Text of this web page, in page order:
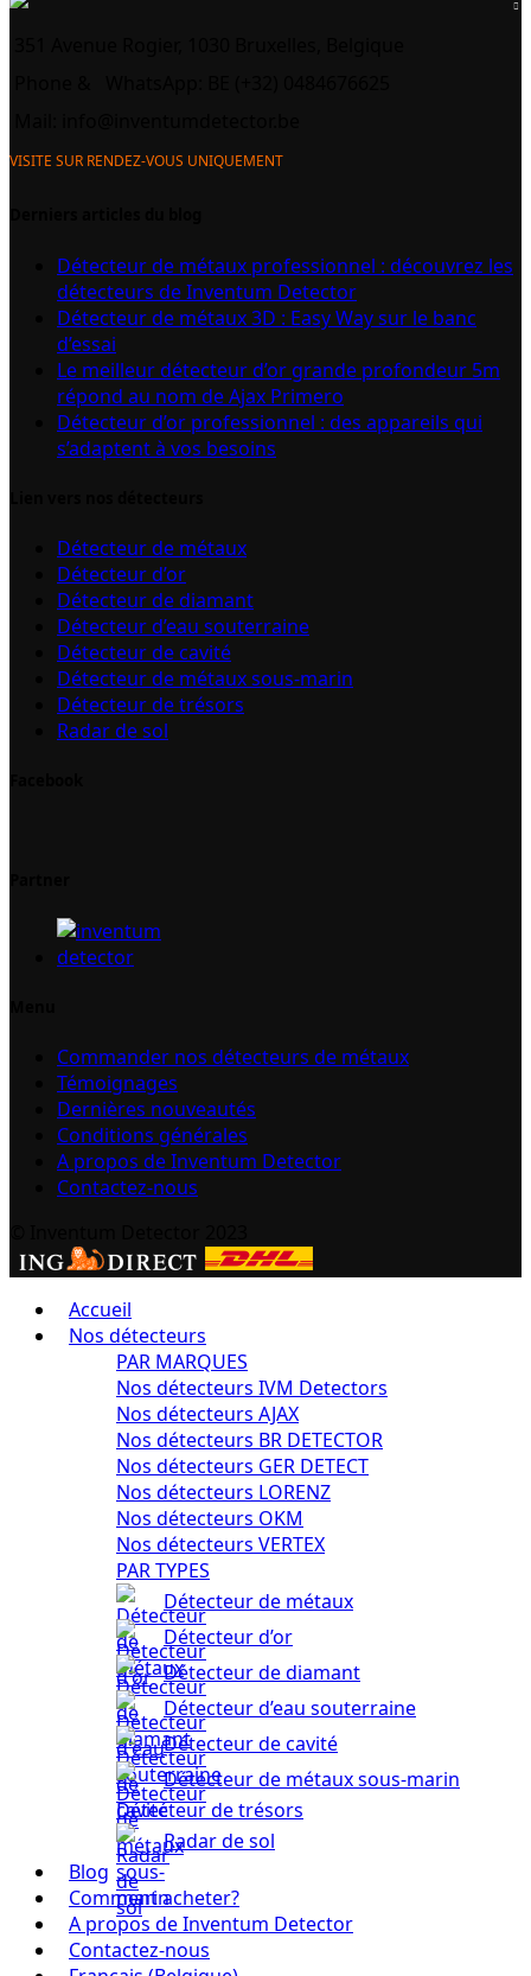
VISITE SUR RENDEZ-VOUS UNIQUEMENT
Détecteur de métaux professionnel : découvrez les
détecteurs de Inventum Detector
Détecteur de métaux 3D : Easy Way sur le banc
d’essai
Le meilleur détecteur d’or grande profondeur 5m
répond au nom de Ajax Primero
Détecteur d’or professionnel : des appareils qui
s’adaptent à vos besoins
Détecteur de métaux
Détecteur d’or
Détecteur de diamant
Détecteur d’eau souterraine
Détecteur de cavité
Détecteur de métaux sous-marin
Détecteur de trésors
Radar de sol
Commander nos détecteurs de métaux
Témoignages
Dernières nouveautés
Conditions générales
A propos de Inventum Detector
Contactez-nous
Accueil
Nos détecteurs
PAR MARQUES
Nos détecteurs IVM Detectors
Nos détecteurs AJAX
Nos détecteurs BR DETECTOR
Nos détecteurs GER DETECT
Nos détecteurs LORENZ
Nos détecteurs OKM
Nos détecteurs VERTEX
PAR TYPES
Détecteur de métaux
Détecteur d’or
Détecteur de diamant
Détecteur d’eau souterraine
Détecteur de cavité
Détecteur de métaux sous-marin
Détecteur de trésors
Radar de sol
Blog
Comment acheter?
A propos de Inventum Detector
Contactez-nous